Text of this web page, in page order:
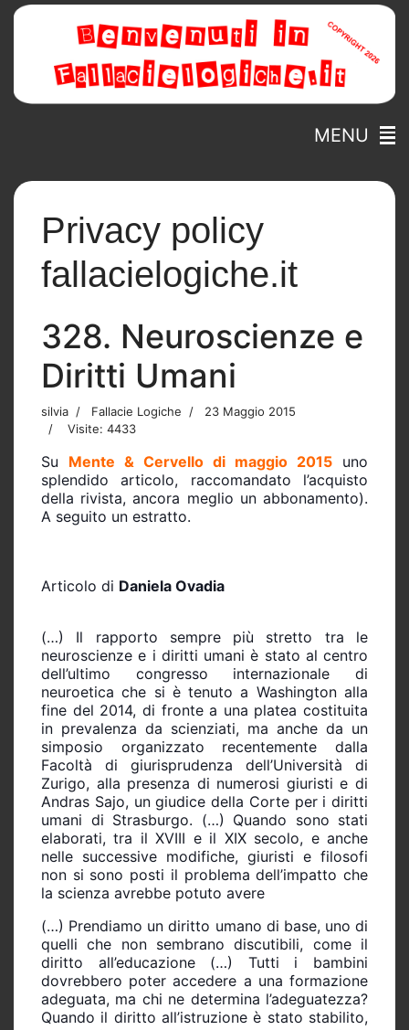
MENU
Privacy policy
fallacielogiche.it
328. Neuroscienze e
Diritti Umani
silvia Fallacie Logiche
23 Maggio 2015
Visite: 4433
Su Mente & Cervello di maggio 2015 uno
splendido articolo, raccomandato l’acquisto
della rivista, ancora meglio un abbonamento).
A seguito un estratto.
Articolo di Daniela Ovadia
(…) Il rapporto sempre più stretto tra le
neuroscienze e i diritti umani è stato al centro
dell’ultimo congresso internazionale di
neuroetica che si è tenuto a Washington alla
fine del 2014, di fronte a una platea costituita
in prevalenza da scienziati, ma anche da un
simposio organizzato recentemente dalla
Facoltà di giurisprudenza dell’Università di
Zurigo, alla presenza di numerosi giuristi e di
Andras Sajo, un giudice della Corte per i diritti
umani di Strasburgo. (…) Quando sono stati
elaborati, tra il XVIII e il XIX secolo, e anche
nelle successive modifiche, giuristi e filosofi
non si sono posti il problema dell’impatto che
la scienza avrebbe potuto avere
(…) Prendiamo un diritto umano di base, uno di
quelli che non sembrano discutibili, come il
diritto all’educazione (…) Tutti i bambini
dovrebbero poter accedere a una formazione
adeguata, ma chi ne determina l’adeguatezza?
Quando il diritto all’istruzione è stato stabilito,